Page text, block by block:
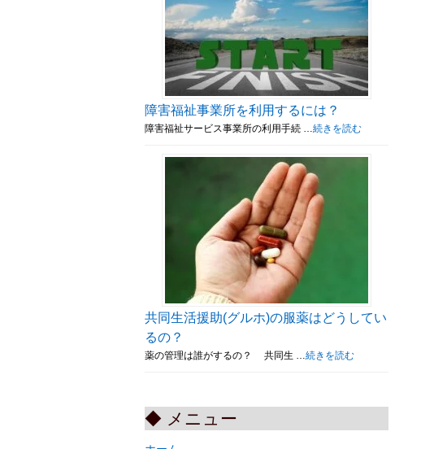
障害福祉事業所を利用するには？
障害福祉サービス事業所の利用手続 … 続きを読む
共同生活援助(グルホ)の服薬はどうしてい
るの？
薬の管理は誰がするの？ 共同生 … 続きを読む
◆ メニュー